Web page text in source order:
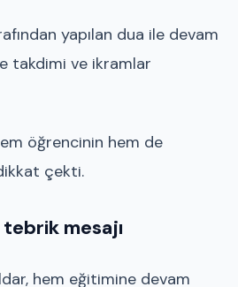
yapılan dua ile devam
takdimi ve ikramlar
öğrencinin hem de
çekti.
mesajı
hem eğitimine devam